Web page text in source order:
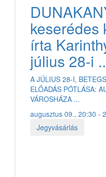
keserédes
írta
július 28-i
A JÚLIUS 28-I,
ELŐADÁS PÓTLÁSA:
VÁROSHÁZA ...
augusztus 09., 20:30 -
Jegyvásárlás